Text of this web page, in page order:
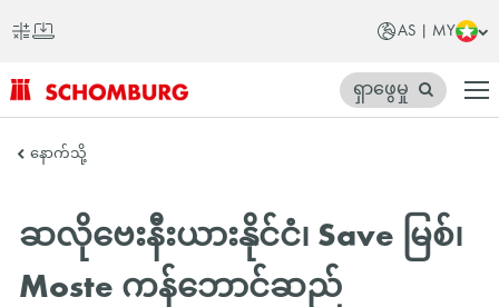
AS | MY
SCHOMBURG
ရှ
တိုက်
ရှာဖွေမှု
နောက်သို့
ဆလိုဗေးနီးယားနိုင်ငံ၊ Save မြစ်၊
Moste ကန်ဘောင်ဆည်